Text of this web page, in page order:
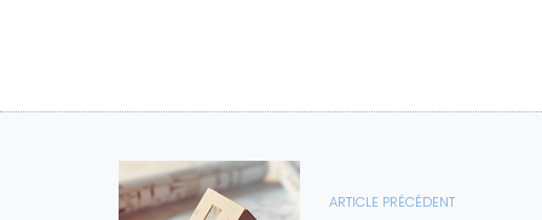
ARTICLE PRÉCÉDENT